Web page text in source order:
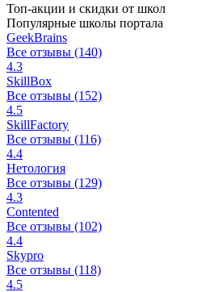
Топ-акции и скидки от школ
Популярные школы портала
GeekBrains
Все отзывы (140)
4.3
SkillBox
Все отзывы (152)
4.5
SkillFactory
Все отзывы (116)
4.4
Нетология
Все отзывы (129)
4.3
Contented
Все отзывы (102)
4.4
Skypro
Все отзывы (118)
4.5